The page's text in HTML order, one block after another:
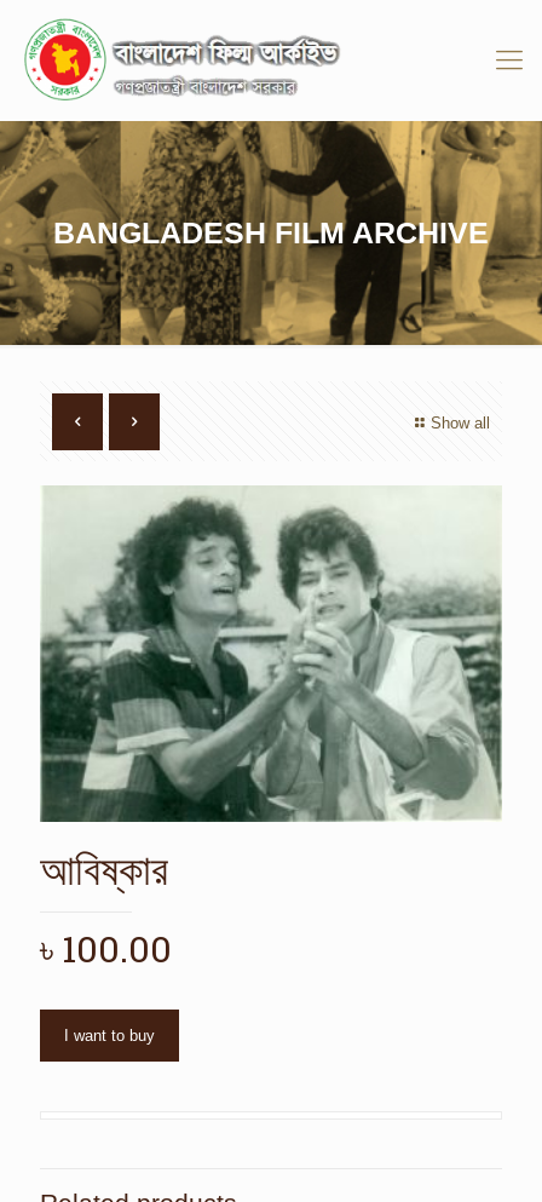
BANGLADESH FILM ARCHIVE
Show all
আবিষ্কার
৳ 100.00
I want to buy